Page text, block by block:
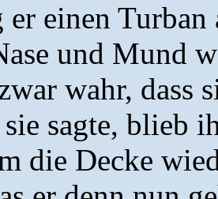
er einen Turban
und Mund
wahr, dass
sie sagte, blieb
die Decke